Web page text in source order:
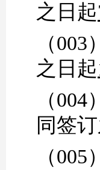
之日起
（003
之日起
（004
同签
（005